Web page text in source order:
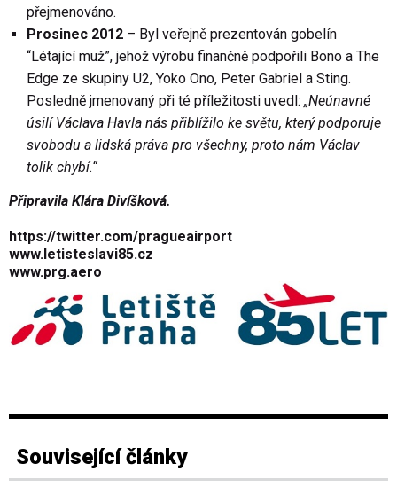
přejmenováno.
Prosinec 2012 – Byl veřejně prezentován gobelín
“Létající muž”, jehož výrobu finančně podpořili Bono a The
Edge ze skupiny U2, Yoko Ono, Peter Gabriel a Sting.
Posledně jmenovaný při té příležitosti uvedl: „Neúnavné
úsilí Václava Havla nás přiblížilo ke světu, který podporuje
svobodu a lidská práva pro všechny, proto nám Václav
tolik chybí.“
Připravila Klára Divíšková.
https://twitter.com/pragueairport
www.letisteslavi85.cz
www.prg.aero
Související články